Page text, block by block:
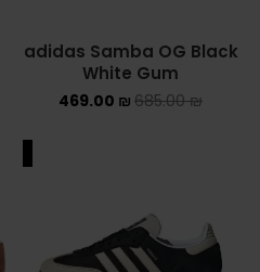
סנן לפי מחיר
סנן
adidas Samba OG Black
White Gum
685.00₪
469.00 ₪